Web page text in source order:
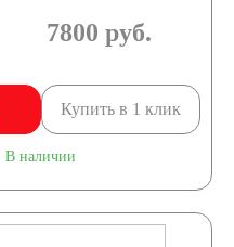
7800 руб.
Купить в 1 клик
В наличии